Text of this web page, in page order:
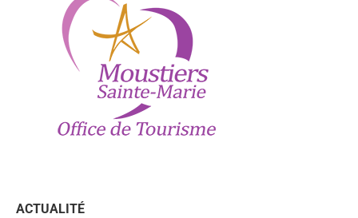
ACTUALITÉ